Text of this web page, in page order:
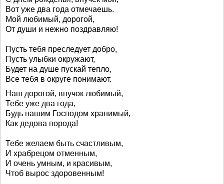
Вот уже два года отмечаешь.
Мой любимый, дорогой,
От души и нежно поздравляю!
Пусть тебя преследует добро,
Пусть улыбки окружают,
Будет на душе пускай тепло,
Все тебя в округе понимают.
Наш дорогой, внучок любимый,
Тебе уже два года,
Будь нашим Господом хранимый,
Как дедова порода!
Тебе желаем быть счастливым,
И храбрецом отменным,
И очень умным, и красивым,
Чтоб вырос здоровенным!